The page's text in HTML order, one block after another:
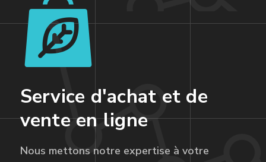
Service d'achat et de
vente en ligne
Nous mettons notre expertise à votre